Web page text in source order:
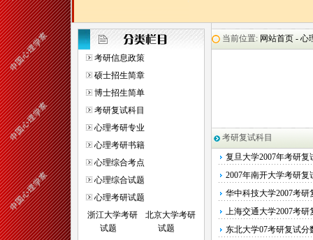
考研信息政策
硕士招生简章
博士招生简单
考研复试科目
心理考研专业
心理考研书籍
心理综合考点
心理综合试题
心理考研试题
浙江大学考研
试题
北京大学考研
试题
当前位置: 网站首页 -心
考研复试科目
复旦大学2007年考研复
2007年南开大学考研复
华中科技大学2007考研
上海交通大学2007考研
东北大学07考研复试分